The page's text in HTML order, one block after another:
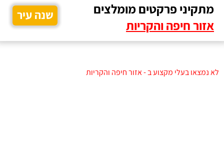
מתקיני פרקטים מומלצים
אזור חיפה והקריות
שנה עיר
לא נמצאו בעלי מקצוע ב - אזור חיפה והקריות